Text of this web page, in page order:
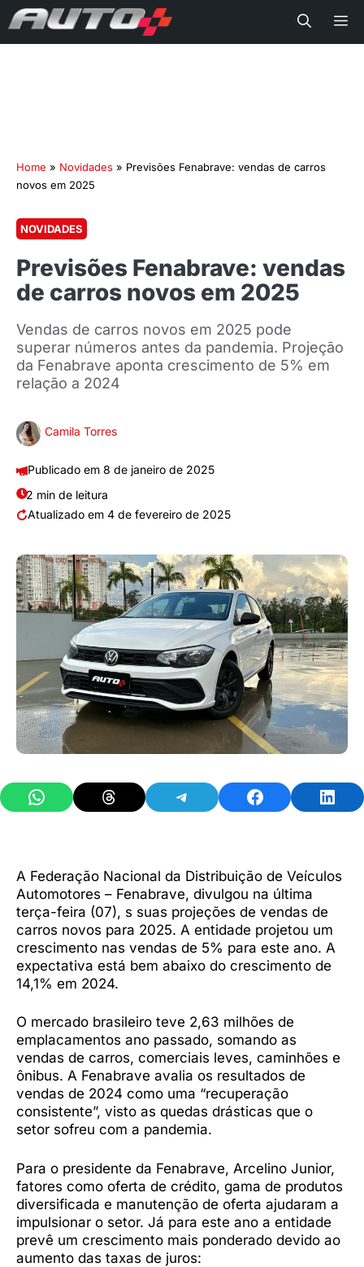
Home » Novidades » Previsões Fenabrave: vendas de carros
novos em 2025
NOVIDADES
Previsões Fenabrave: vendas
de carros novos em 2025
Vendas de carros novos em 2025 pode
superar números antes da pandemia. Projeção
da Fenabrave aponta crescimento de 5% em
relação a 2024
Camila Torres
8 de janeiro de 2025
2 min de leitura
4 de fevereiro de 2025
Share on WhatsAppShare on ThreadsShare on TelegramShare on Facebook
A Federação Nacional da Distribuição de Veículos
Automotores – Fenabrave, divulgou na última
terça-feira (07), s suas projeções de vendas de
carros novos para 2025. A entidade projetou um
crescimento nas vendas de 5% para este ano. A
expectativa está bem abaixo do crescimento de
14,1% em 2024.
O mercado brasileiro teve 2,63 milhões de
emplacamentos ano passado, somando as
vendas de carros, comerciais leves, caminhões e
ônibus. A Fenabrave avalia os resultados de
vendas de 2024 como uma “recuperação
consistente”, visto as quedas drásticas que o
setor sofreu com a pandemia.
Para o presidente da Fenabrave, Arcelino Junior,
fatores como oferta de crédito, gama de produtos
diversificada e manutenção de oferta ajudaram a
impulsionar o setor. Já para este ano a entidade
prevê um crescimento mais ponderado devido ao
aumento das taxas de juros: